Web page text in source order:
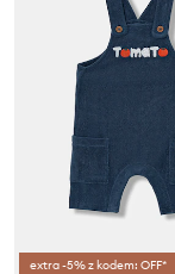
extra -5% z kodem: OFF*